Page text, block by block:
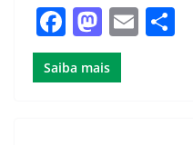
F
a
c
M
a
st
E
Saiba mais